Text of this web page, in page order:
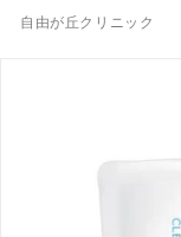
自由が丘クリニック